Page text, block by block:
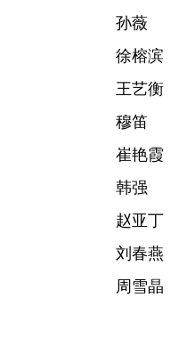
孙薇
徐榕滨
王艺衡
穆笛
崔艳霞
韩强
赵亚丁
刘春燕
周雪晶